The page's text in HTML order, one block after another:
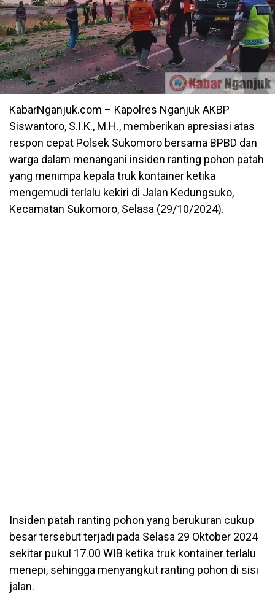
KabarNganjuk.com – Kapolres Nganjuk AKBP
Siswantoro, S.I.K., M.H., memberikan apresiasi atas
respon cepat Polsek Sukomoro bersama BPBD dan
warga dalam menangani insiden ranting pohon patah
yang menimpa kepala truk kontainer ketika
mengemudi terlalu kekiri di Jalan Kedungsuko,
Kecamatan Sukomoro, Selasa (29/10/2024).
Insiden patah ranting pohon yang berukuran cukup
besar tersebut terjadi pada Selasa 29 Oktober 2024
sekitar pukul 17.00 WIB ketika truk kontainer terlalu
menepi, sehingga menyangkut ranting pohon di sisi
jalan.